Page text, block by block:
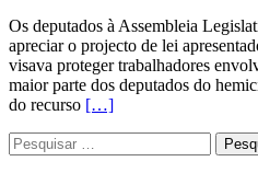
Os deputados à Assembleia
apreciar o projecto de lei
visava proteger trabalhadores
maior parte dos deputados do
do recurso […]
Pesquisar
por: